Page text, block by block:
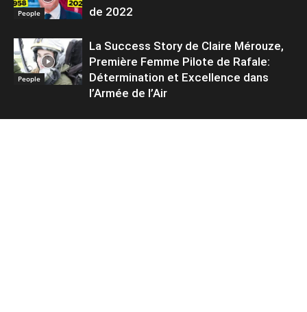
People
de 2022
People
La Success Story de Claire Mérouze,
Première Femme Pilote de Rafale:
Détermination et Excellence dans
l’Armée de l’Air